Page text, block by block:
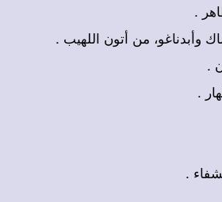
.
وأبدناغو، من أتون اللهيب .
.
.
.